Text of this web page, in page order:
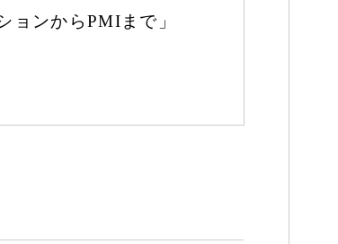
ンからPMIまで」